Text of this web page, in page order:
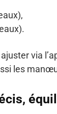
via
les